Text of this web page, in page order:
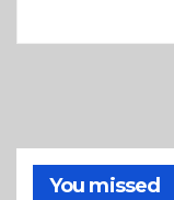
You missed